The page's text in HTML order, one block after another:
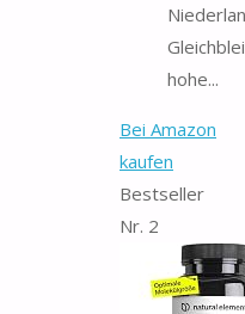
hohe...
Bei Amazon
kaufen
Bestseller
Nr. 2